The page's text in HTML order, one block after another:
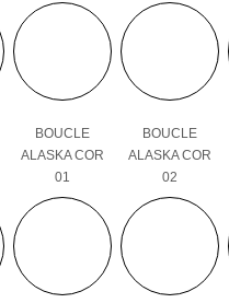
BOUCLE
ALASKA COR
01
BOUCLE
ALASKA COR
02